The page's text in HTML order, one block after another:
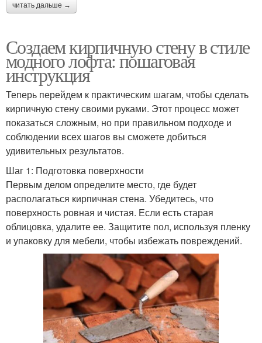
читать дальше →
Создаем кирпичную стену в стиле
модного лофта: пошаговая
инструкция
Теперь перейдем к практическим шагам, чтобы сделать
кирпичную стену своими руками. Этот процесс может
показаться сложным, но при правильном подходе и
соблюдении всех шагов вы сможете добиться
удивительных результатов.
Шаг 1: Подготовка поверхности
Первым делом определите место, где будет
располагаться кирпичная стена. Убедитесь, что
поверхность ровная и чистая. Если есть старая
облицовка, удалите ее. Защитите пол, используя пленку
и упаковку для мебели, чтобы избежать повреждений.